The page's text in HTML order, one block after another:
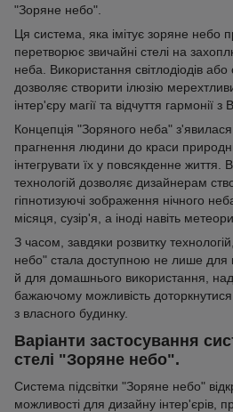
"Зоряне небо".
Ця система, яка імітує зоряне небо
перетворює звичайні стелі на
неба. Використання світлодіодів
дозволяє створити ілюзію
інтер'єру магії та відчуття гармонії з
Концепція "Зоряного неба" з'явилася
прагнення людини до краси
інтегрувати їх у повсякденне життя.
технологій дозволяє дизайнерам
гіпнотизуючі зображення нічного
місяця, сузір'я, а іноді навіть
З часом, завдяки розвитку
небо" стала доступною не лише для
й для домашнього використання,
бажаючому можливість
з власного будинку.
Варіанти застосування
стелі "Зоряне небо".
Система підсвітки "Зоряне небо"
можливості для дизайну інтер'єрів,